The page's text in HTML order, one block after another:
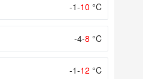
-1-10 °C
-4-8 °C
-1-12 °C